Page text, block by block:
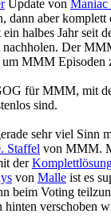
Update von Maniac
dann aber komplett
halbes Jahr seit
nachholen. Der
MMM Episoden
für MMM, mit
sind.
sehr viel Sinn
Staffel von MMM.
der
von Malle ist es
beim Voting
hinten verschoben